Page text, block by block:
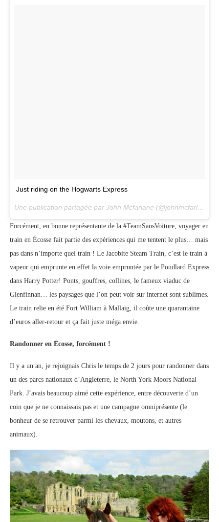
Just riding on the Hogwarts Express
Une publication partagée par John Mcfarlane (@johnmcfarlane) le
Forcément, en bonne représentante de la #TeamSansVoiture, voyager en
train en Écosse fait partie des expériences qui me tentent le plus… mais
pas dans n’importe quel train ! Le Jacobite Steam Train, c’est le train à
vapeur qui emprunte en effet la voie empruntée par le Poudlard Express
dans Harry Potter! Ponts, gouffres, collines, le fameux viaduc de
Glenfinnan… les paysages que l’on peut voir sur internet sont sublimes.
Le train relie en été Fort William à Mallaig, il coûte une quarantaine
d’euros aller-retour et ça fait juste méga envie.
Randonner en Écosse, forcément !
Il y a un an, je rejoignais Chris le temps de 2 jours pour randonner dans
un des parcs nationaux d’Angleterre, le North York Moors National
Park. J’avais beaucoup aimé cette expérience, entre découverte d’un
coin que je ne connaissais pas et une campagne omniprésente (le
bonheur de se retrouver parmi les chevaux, moutons, et autres
animaux).